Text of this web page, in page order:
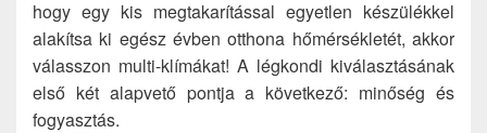
hogy egy kis megtakarítással egyetlen készülékkel
alakítsa ki egész évben otthona hőmérsékletét, akkor
válasszon multi-klímákat! A légkondi kiválasztásának
első két alapvető pontja a következő: minőség és
fogyasztás.